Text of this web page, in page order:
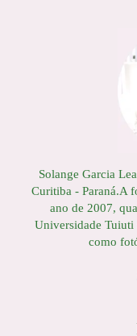
Solange Garcia
Curitiba - Paraná.A
ano de 2007,
Universidade Tuiuti
como